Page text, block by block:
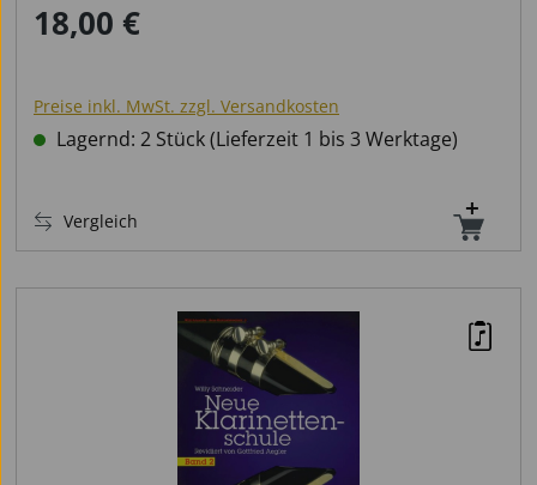
Regulärer Preis:
18,00 €
Preise inkl. MwSt. zzgl. Versandkosten
Lagernd: 2 Stück (Lieferzeit 1 bis 3 Werktage)
Vergleich